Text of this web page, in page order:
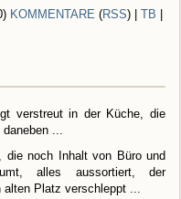
KOMMENTARE (RSS) | TB |
verstreut in der Küche, die
...
die noch Inhalt von Büro und
alles aussortiert, der
Platz verschleppt ...